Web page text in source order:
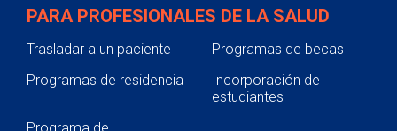
PARA PROFESIONALES DE LA SALUD
Trasladar a un paciente
Programas de becas
Programas de residencia
Incorporación de
estudiantes
Programa de